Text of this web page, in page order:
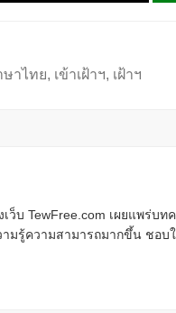
ษาไทย, เข้าเฝ้าฯ, เฝ้าฯ
บ TewFree.com เผยแพร่บท
มรู้ความสามารถมากขึ้น ชอบ